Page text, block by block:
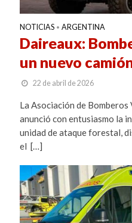
NOTICIAS • ARGENTINA
Daireaux:
un nuevo
22 de abril de 2026
La Asociación de
anunció con entusiasmo la
unidad de ataque forestal,
el […]